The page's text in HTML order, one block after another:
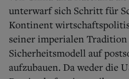
unterwarf sich Schritt für
Kontinent
seiner imperialen Tradition
Sicherheitsmodell auf
aufzubauen. Da weder die